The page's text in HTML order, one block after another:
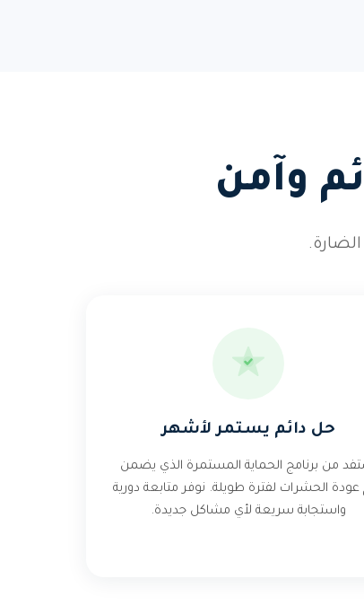
وآمن
حل دائم يستمر لأشهر
من برنامج الحماية المستمرة الذي يضمن
الحشرات لفترة طويلة. نوفر متابعة دورية
واستجابة سريعة لأي مشاكل جديدة.